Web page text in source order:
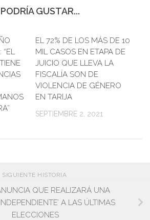
GUSTAR...
“EL
EL 72% DE LOS MÁS DE 10
MIL CASOS EN ETAPA DE
JUICIO QUE LLEVA LA
FISCALÍA SON DE
VIOLENCIA DE GÉNERO
EN TARIJA
SEPTIEMBRE 2, 2021
SIGUIENTE HISTORIA
QUE REALIZARÁ UNA
A LAS ÚLTIMAS
ELECCIONES